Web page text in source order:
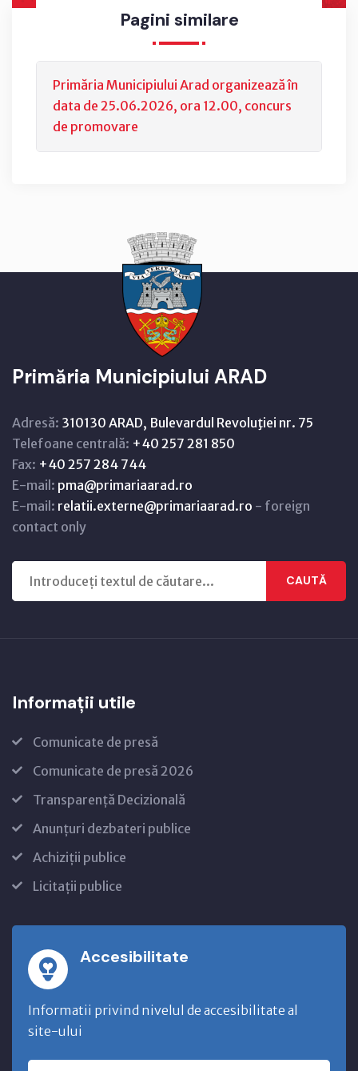
Pagini similare
Primăria Municipiului Arad organizează în
data de 25.06.2026, ora 12.00, concurs
de promovare
Primăria Municipiului ARAD
Adresă: 310130 ARAD, Bulevardul Revoluţiei nr. 75
Telefoane centrală: +40 257 281 850
Fax: +40 257 284 744
E-mail: pma@primariaarad.ro
E-mail: relatii.externe@primariaarad.ro - foreign
contact only
CAUTĂ
Informații utile
Comunicate de presă
Comunicate de presă 2026
Transparență Decizională
Anunțuri dezbateri publice
Achiziții publice
Licitații publice
Accesibilitate
Informatii privind nivelul de accesibilitate al
site-ului